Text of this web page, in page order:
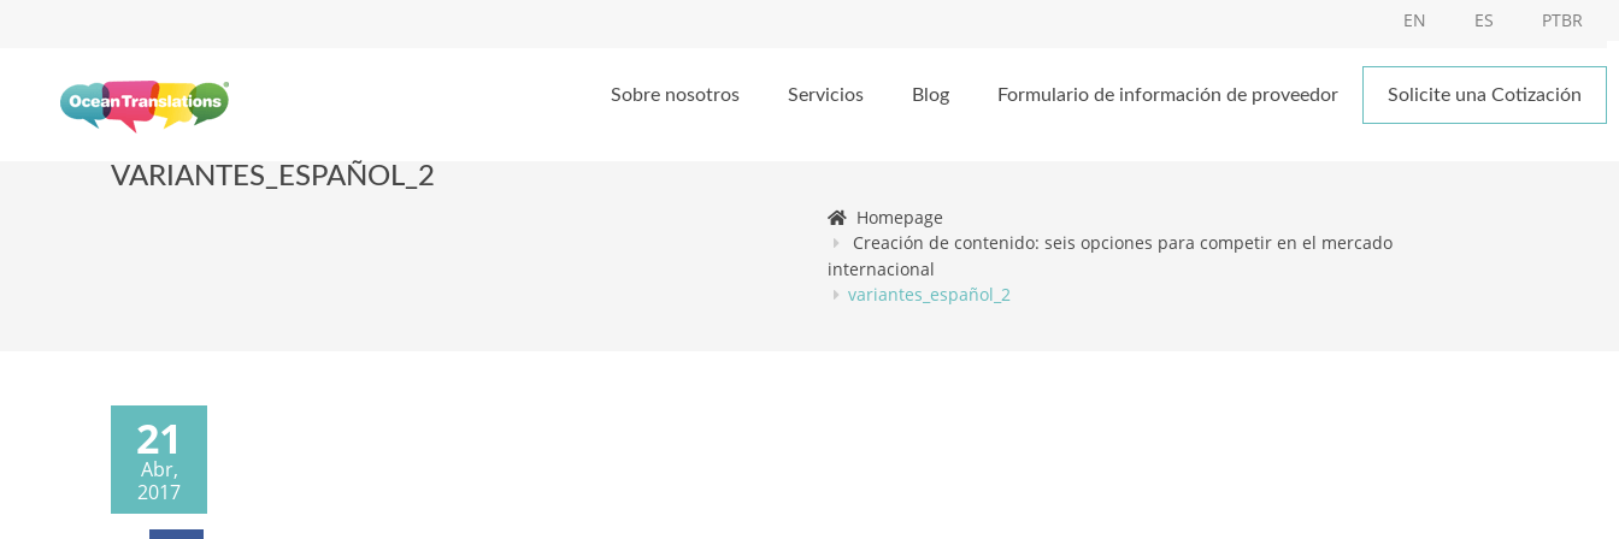
EN ES PTBR
Sobre nosotros Servicios Blog Formulario de información de proveedor Solicite una Cotización
VARIANTES_ESPAÑOL_2
Homepage
Creación de contenido: seis opciones para competir en el mercado
internacional
variantes_español_2
21
Abr,
2017